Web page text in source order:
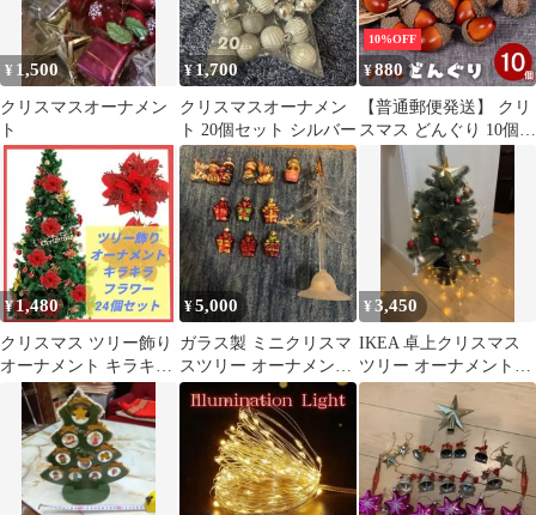
¥ 1,500
クリスマスオーナメン
ト
¥1,700
クリスマスオーナメン
ト 20個セット シルバー
10%OFF
¥880
【普通郵便発送】 クリ
スマス どんぐり 10個セ
ット 人工 フェイクグリ
ーン ツリー オーナメン
ト 誕生日 飾り付け 室
内 デコレーション 装飾
メリークリスマス クリ
スマス用品 木 可愛い
かわいい 部屋を飾りき
れい 豪華セット クリス
マスツリー
¥1,480
クリスマス ツリー飾り
オーナメント キラキラ
フラワー レッド 24個セ
ット
¥5,000
ガラス製 ミニクリスマ
スツリー オーナメント
付き
¥3,450
IKEA 卓上クリスマス
ツリー オーナメント・
ライト付き